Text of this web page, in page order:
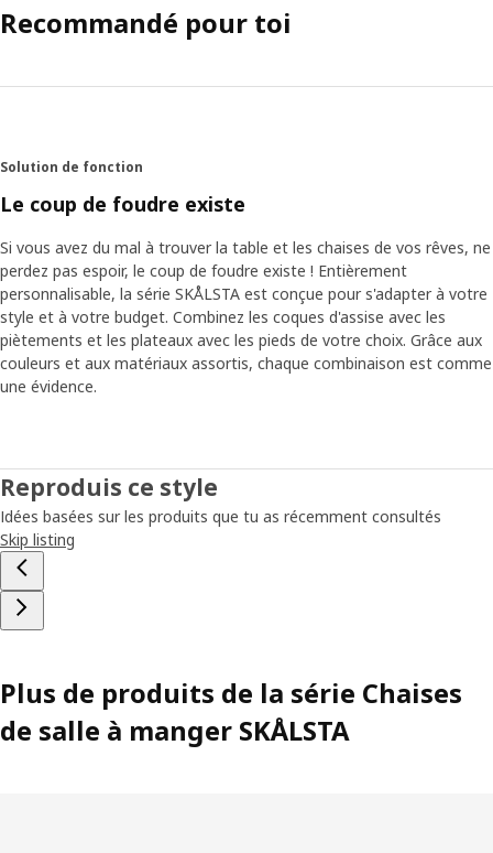
Recommandé pour toi
Solution de fonction
Le coup de foudre existe
Si vous avez du mal à trouver la table et les chaises de vos rêves, ne
perdez pas espoir, le coup de foudre existe ! Entièrement
personnalisable, la série SKÅLSTA est conçue pour s'adapter à votre
style et à votre budget. Combinez les coques d'assise avec les
piètements et les plateaux avec les pieds de votre choix. Grâce aux
couleurs et aux matériaux assortis, chaque combinaison est comme
une évidence.
Reproduis ce style
Idées basées sur les produits que tu as récemment consultés
Skip listing
Plus de produits de la série Chaises
de salle à manger SKÅLSTA